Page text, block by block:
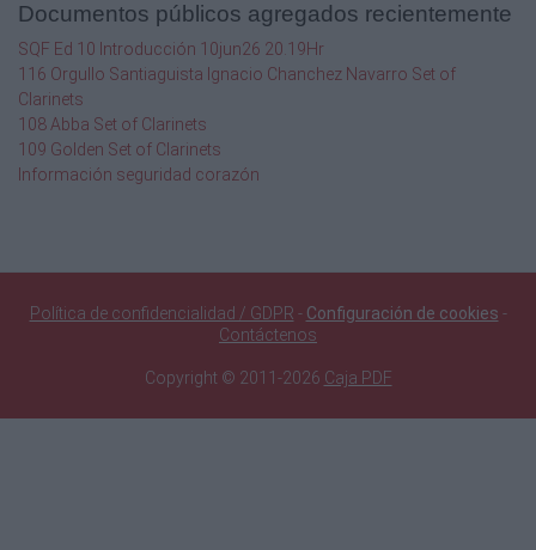
Documentos públicos agregados recientemente
SQF Ed 10 Introducción 10jun26 20.19Hr
116 Orgullo Santiaguista Ignacio Chanchez Navarro Set of
Clarinets
108 Abba Set of Clarinets
109 Golden Set of Clarinets
Información seguridad corazón
Política de confidencialidad / GDPR - Configuración de cookies -
Contáctenos
Copyright © 2011-2026 Caja PDF